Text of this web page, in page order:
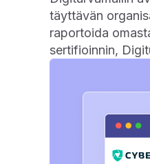
täyttävän
raportoida
sertifioinnin,